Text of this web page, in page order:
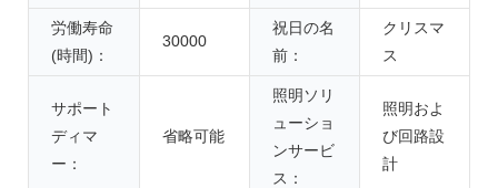
労働寿命
(時間)：
30000
祝日の名
前：
クリスマ
ス
サポート
ディマ
ー：
省略可能
照明ソリ
ューショ
ンサービ
ス：
照明およ
び回路設
計